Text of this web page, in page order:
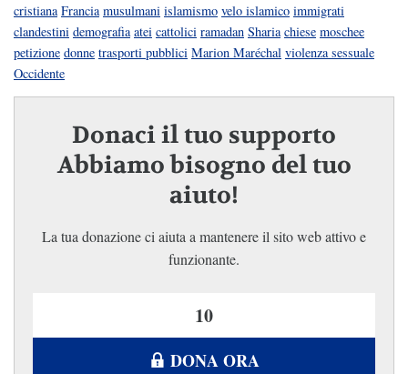
cristiana Francia musulmani islamismo velo islamico immigrati
clandestini demografia atei cattolici ramadan Sharia chiese moschee
petizione donne trasporti pubblici Marion Maréchal violenza sessuale
Occidente
Donaci il tuo supporto
Abbiamo bisogno del tuo
aiuto!
La tua donazione ci aiuta a mantenere il sito web attivo e
funzionante.
DONA ORA